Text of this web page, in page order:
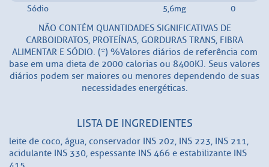
Sódio
5,6mg 0
NÃO CONTÉM QUANTIDADES SIGNIFICATIVAS DE
CARBOIDRATOS, PROTEÍNAS, GORDURAS TRANS, FIBRA
ALIMENTAR E SÓDIO. (*) %Valores diários de referência com
base em uma dieta de 2000 calorias ou 8400KJ. Seus valores
diários podem ser maiores ou menores dependendo de suas
necessidades energéticas.
LISTA DE INGREDIENTES
leite de coco, água, conservador INS 202, INS 223, INS 211,
acidulante INS 330, espessante INS 466 e estabilizante INS